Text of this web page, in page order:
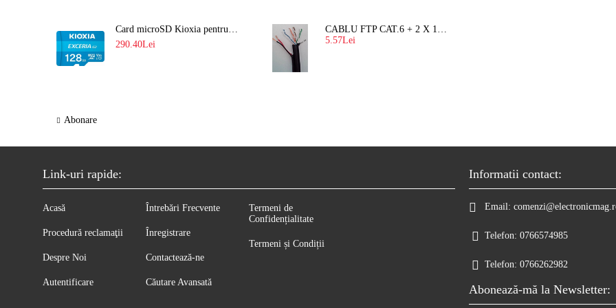
Card microSD Kioxia pentru CCTV cu capacitate memorie 128GB Ultra HD 4K LMEX2L128GG2
290.40Lei
Abonare
CABLU FTP CAT.6 + 2 X 1.5 MM2 ( LITAT ) CU SUFA
5.57Lei
Link-uri rapide:
Acasă
Procedură reclamaţii
Despre Noi
Autentificare
Întrebări Frecvente
Înregistrare
Contactează-ne
Căutare Avansată
Termeni de
Confidențialitate
Termeni și Condiții
Informatii contact:
Email:
Telefon: 0766574985
Telefon: 0766262982
Abonează-mă la Newsletter: